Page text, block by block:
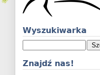
Wyszukiwarka
Znajdź nas!